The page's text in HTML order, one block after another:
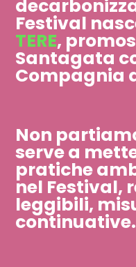
Festival
TERE,
Santagata
Compagnia
Non
serve a
pratiche
nel Festival,
leggibili,
continuative.​​​​​​​